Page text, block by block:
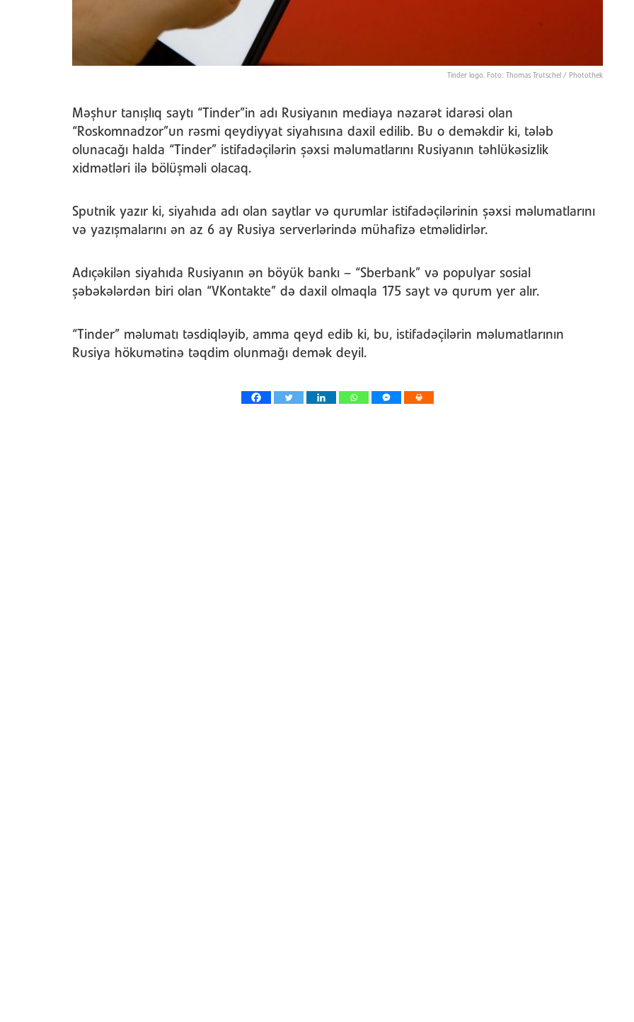
Tinder logo. Foto: Thomas Trutschel / Photothek
Məşhur tanışlıq saytı “Tinder”in adı Rusiyanın mediaya nəzarət idarəsi olan
“Roskomnadzor”un rəsmi qeydiyyat siyahısına daxil edilib. Bu o deməkdir ki, tələb
olunacağı halda “Tinder” istifadəçilərin şəxsi məlumatlarını Rusiyanın təhlükəsizlik
xidmətləri ilə bölüşməli olacaq.
Sputnik yazır ki, siyahıda adı olan saytlar və qurumlar istifadəçilərinin şəxsi məlumatlarını
və yazışmalarını ən az 6 ay Rusiya serverlərində mühafizə etməlidirlər.
Adıçəkilən siyahıda Rusiyanın ən böyük bankı – “Sberbank” və populyar sosial
şəbəkələrdən biri olan “VKontakte” də daxil olmaqla 175 sayt və qurum yer alır.
“Tinder” məlumatı təsdiqləyib, amma qeyd edib ki, bu, istifadəçilərin məlumatlarının
Rusiya hökumətinə təqdim olunmağı demək deyil.